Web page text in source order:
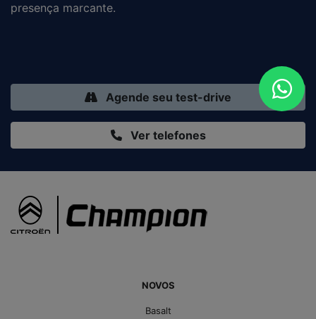
presença marcante.
Ver telefones
Agende seu test-drive
NOVOS
Basalt